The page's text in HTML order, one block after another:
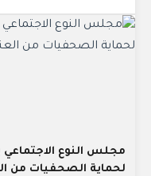
مجلس النوع الاجتماعي
لحماية الصحفيات من